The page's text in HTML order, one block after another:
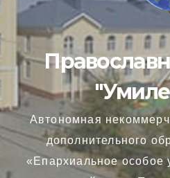
Автономная
дополнительного
«Епархиальное особое